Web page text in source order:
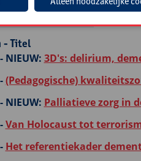
- Titel
NIEUW: 3D's: delirium,
(Pedagogische)
NIEUW: Palliatieve zorg in
Van Holocaust tot
Het referentiekader